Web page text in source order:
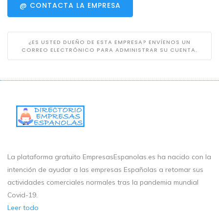
@ CONTACTA LA EMPRESA
¿ES USTED DUEÑO DE ESTA EMPRESA? ENVÍENOS UN
CORREO ELECTRÓNICO PARA ADMINISTRAR SU CUENTA.
La plataforma gratuito EmpresasEspanolas.es ha nacido con la
intención de ayudar a las empresas Españolas a retomar sus
actividades comerciales normales tras la pandemia mundial
Covid-19.
Leer todo